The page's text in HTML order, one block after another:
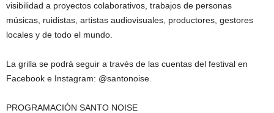
visibilidad a proyectos colaborativos, trabajos de personas
músicas, ruidistas, artistas audiovisuales, productores, gestores
locales y de todo el mundo.
La grilla se podrá seguir a través de las cuentas del festival en
Facebook e Instagram: @santonoise.
PROGRAMACIÓN SANTO NOISE